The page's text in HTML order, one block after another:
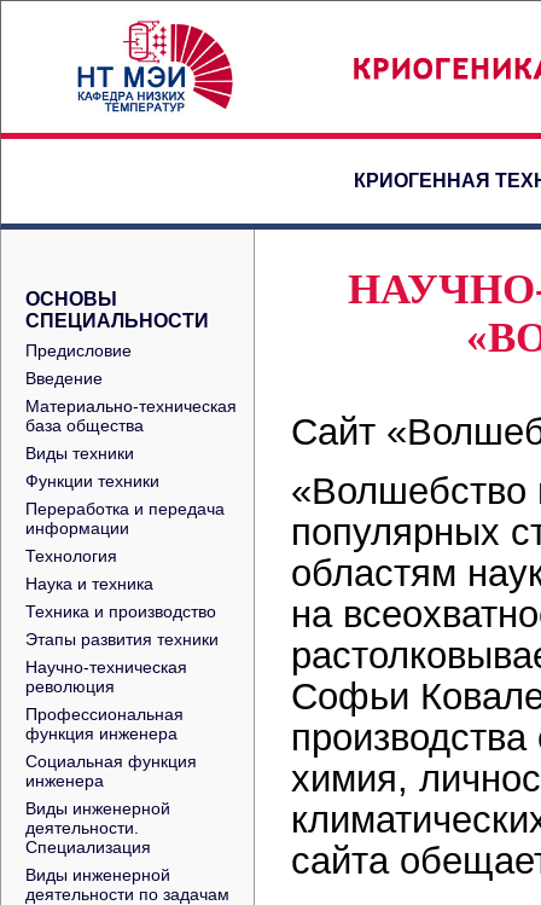
КРИОГЕННАЯ
ОСНОВЫ
СПЕЦИАЛЬНОСТИ
Предисловие
Введение
Материально-техническая
база общества
Виды техники
Функции техники
Переработка и передача
информации
Технология
Наука и техника
Техника и производство
Этапы развития техники
Научно-техническая
революция
Профессиональная
функция инженера
Социальная функция
инженера
Виды инженерной
деятельности.
Специализация
Виды инженерной
деятельности по задачам
Сайт
«Волшебство
популярных
областям
на
Софьи
химия,
сайта